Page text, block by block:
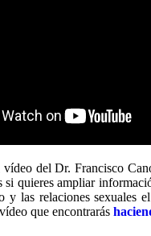
vídeo del Dr. Francisco
si quieres ampliar
y las relaciones sexuales
que encontrarás